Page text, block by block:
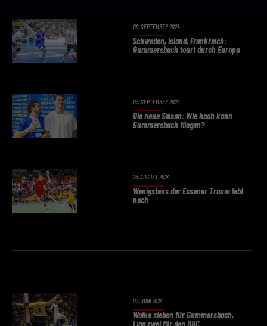
09. SEPTEMBER 2024
Schweden, Island, Frankreich:
Gummersbach tourt durch Europa
03. SEPTEMBER 2024
Die neue Saison: Wie hoch kann
Gummersbach fliegen?
26. AUGUST 2024
Wenigstens der Essener Traum lebt
noch
03. JUNI 2024
Wolke sieben für Gummersbach,
Liga zwei für den BHC